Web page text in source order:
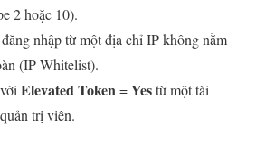
2 hoặc 10).
nhập từ một địa chỉ IP không nằm
(IP Whitelist).
Elevated Token=Yestừ một tài
trị viên.